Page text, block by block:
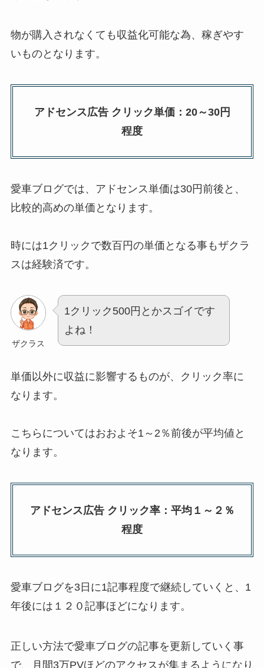
物が購入されなくても収益化可能な為、稼ぎやす
いものとなります。
アドセンス広告 クリック単価：20～30円
程度
愛車ブログでは、アドセンス単価は30円前後と、
比較的高めの単価となります。
時には1クリックで数百円の単価となる事もザクラ
スは経験済です。
ザクラス
1クリック500円とかスゴイです
よね！
単価以外に収益に影響するものが、クリック率に
なります。
こちらについてはおおよそ1～2％前後が平均値と
なります。
アドセンス広告 クリック率：平均１～２％
程度
愛車ブログを3日に1記事程度で継続していくと、1
年後には１２０記事ほどになります。
正しい方法で愛車ブログの記事を更新していく事
で、月間3万PVほどのアクセスが集まるようになり